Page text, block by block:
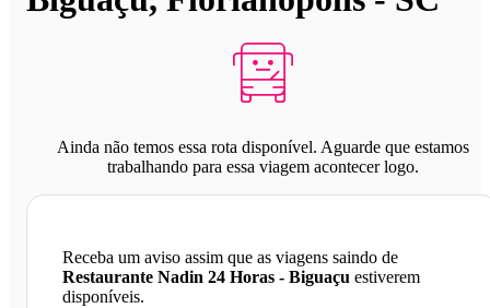
Ainda não temos essa rota disponível. Aguarde que estamos
trabalhando para essa viagem acontecer logo.
Receba um aviso assim que as viagens saindo de
Restaurante Nadin 24 Horas - Biguaçu estiverem
disponíveis.